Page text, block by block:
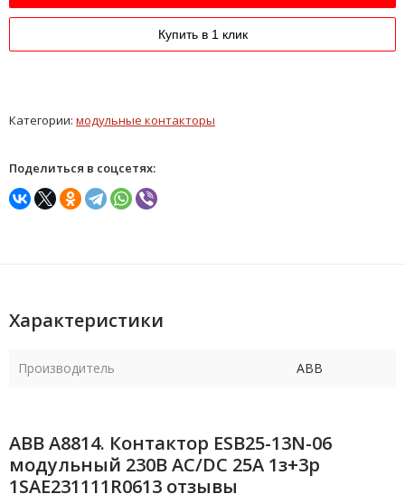
Купить в 1 клик
Категории: модульные контакторы
Поделиться в соцсетях:
Характеристики
Производитель ABB
ABB А8814. Контактор ESB25-13N-06
модульный 230В AC/DC 25А 1з+3р
1SAE231111R0613 отзывы